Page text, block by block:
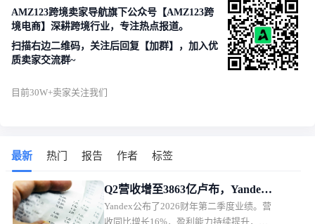
AMZ123跨境卖家导航旗下公众号【AMZ123跨
境电商】深耕跨境行业，专注热点报道。
扫描右边二维码，关注后回复【加群】，加入优
质卖家交流群~
目前30W+卖家关注我们
最新 热门 报告 作者 标签
Q2营收增至3863亿卢布，Yandex
电商业务首次盈利
Yandex公布了2026财年第二季度业绩。营
收同比增长16%，盈利能力持续提升，电